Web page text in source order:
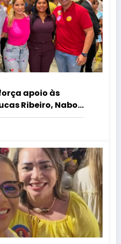
apoio às
Ribeiro, Nabor,
do Vale